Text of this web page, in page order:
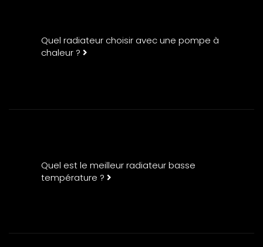
Quel radiateur choisir avec une pompe à
chaleur ?
Quel est le meilleur radiateur basse
température ?